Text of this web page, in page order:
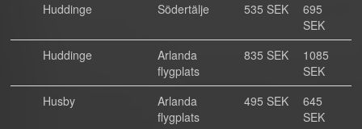
Huddinge
Södertälje 535 SEK
695
SEK
Huddinge
Arlanda
flygplats
835 SEK
1085
SEK
Husby
Arlanda
flygplats
495 SEK
645
SEK